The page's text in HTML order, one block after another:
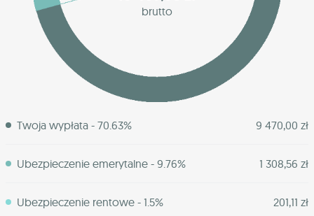
brutto
Twoja wypłata - 70.63% 9 470,00 zł
Ubezpieczenie emerytalne - 9.76% 1 308,56 zł
Ubezpieczenie rentowe - 1.5% 201,11 zł